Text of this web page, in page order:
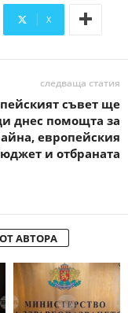
X
следваща статия
съвет ще
днес помощта за
европейския
и отбраната
АВТОРА